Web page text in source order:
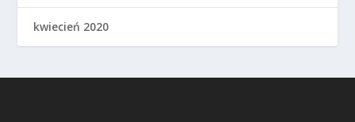
kwiecień 2020